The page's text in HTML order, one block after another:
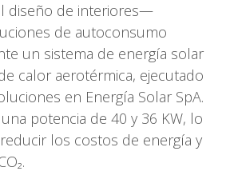
diseño de interiores—
de autoconsumo
un sistema de energía solar
calor aerotérmica, ejecutado
en Energía Solar SpA.
potencia de 40 y 36 KW, lo
los costos de energía y